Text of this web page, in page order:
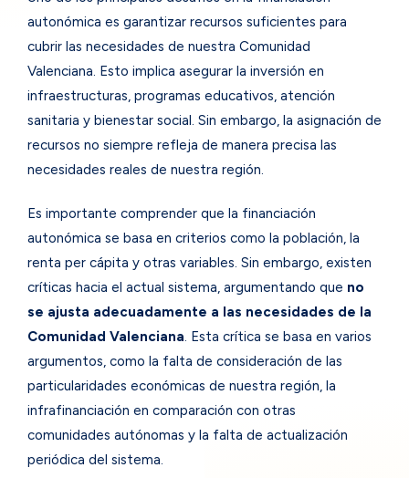
autonómica es garantizar recursos suficientes para
cubrir las necesidades de nuestra Comunidad
Valenciana. Esto implica asegurar la inversión en
infraestructuras, programas educativos, atención
sanitaria y bienestar social. Sin embargo, la asignación de
recursos no siempre refleja de manera precisa las
necesidades reales de nuestra región.
Es importante comprender que la financiación
autonómica se basa en criterios como la población, la
renta per cápita y otras variables. Sin embargo, existen
críticas hacia el actual sistema, argumentando que no
se ajusta adecuadamente a las necesidades de la
Comunidad Valenciana. Esta crítica se basa en varios
argumentos, como la falta de consideración de las
particularidades económicas de nuestra región, la
infrafinanciación en comparación con otras
comunidades autónomas y la falta de actualización
periódica del sistema.